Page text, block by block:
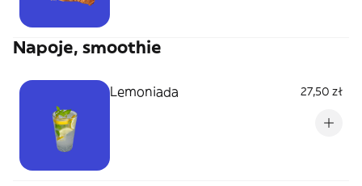
Napoje, smoothie
Lemoniada 27,50 zł